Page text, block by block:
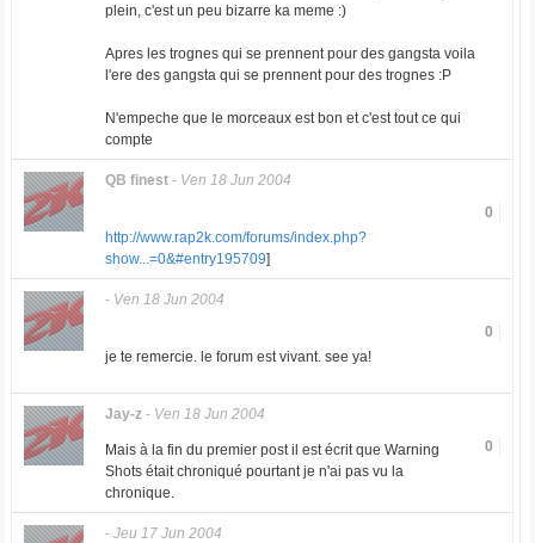
plein, c'est un peu bizarre ka meme :)
Apres les trognes qui se prennent pour des gangsta voila
l'ere des gangsta qui se prennent pour des trognes :P
N'empeche que le morceaux est bon et c'est tout ce qui
compte
QB finest- Ven 18 Jun 2004
0
http://www.rap2k.com/forums/index.php?
show...=0&#entry195709]
- Ven 18 Jun 2004
0
je te remercie. le forum est vivant. see ya!
Jay-z- Ven 18 Jun 2004
0
Mais à la fin du premier post il est écrit que Warning
Shots était chroniqué pourtant je n'ai pas vu la
chronique.
- Jeu 17 Jun 2004